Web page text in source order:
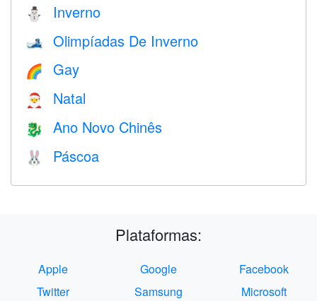
⛄ Inverno
🎿 Olimpíadas De Inverno
🌈 Gay
🎅 Natal
🐉 Ano Novo Chinês
🐰 Páscoa
Plataformas:
Apple Google
Facebook
Twitter
Samsung
Microsoft